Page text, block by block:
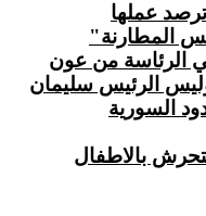
عملها
المطارنة"
الرئاسة من عون
الرئيس سليمان
السورية
بالاطفال